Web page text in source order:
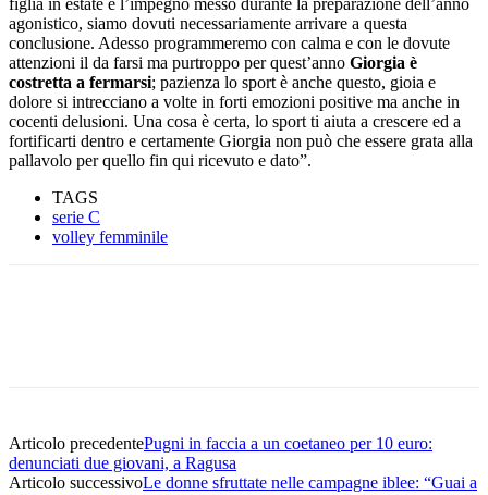
agonistico, siamo dovuti necessariamente arrivare a questa
conclusione. Adesso programmeremo con calma e con le dovute
attenzioni il da farsi ma purtroppo per quest’anno Giorgia è
costretta a fermarsi; pazienza lo sport è anche questo, gioia e
dolore si intrecciano a volte in forti emozioni positive ma anche in
cocenti delusioni. Una cosa è certa, lo sport ti aiuta a crescere ed a
fortificarti dentro e certamente Giorgia non può che essere grata alla
pallavolo per quello fin qui ricevuto e dato”.
TAGS
serie C
volley femminile
Articolo precedentePugni in faccia a un coetaneo per 10 euro:
denunciati due giovani, a Ragusa
Articolo successivoLe donne sfruttate nelle campagne iblee: “Guai a